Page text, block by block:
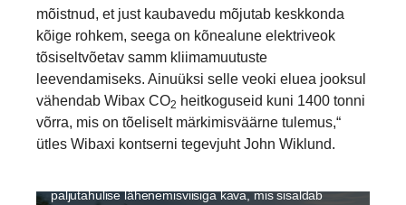
mõistnud, et just kaubavedu mõjutab keskkonda
kõige rohkem, seega on kõnealune elektriveok
tõsiseltvõetav samm kliimamuutuste
leevendamiseks. Ainuüksi selle veoki eluea jooksul
vähendab Wibax CO2 heitkoguseid kuni 1400 tonni
võrra, mis on tõeliselt märkimisväärne tulemus,“
ütles Wibaxi kontserni tegevjuht John Wiklund.
Elektrifitseerimine
Jätkusuutlikkus on Scanias väga tähtis ja
elektrienergiale üleminek on vedude jätkusuutlikuks
paljutahulise lähenemisviisiga kava, mis sisaldab